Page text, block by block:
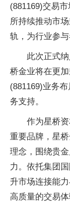
(881169)交易
所持续推动市
轨，为行业参
此次正式
桥金业将在更
(881169)业务
务支持。
作为星桥
重要品牌，星
理念，围绕贵
力。依托集团
升市场连接能
高质量的交易体